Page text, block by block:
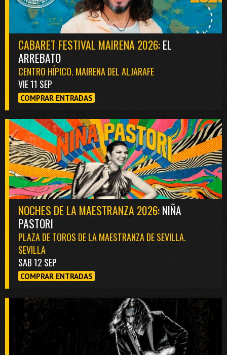
CABARET FESTIVAL MAIRENA 2026:EL
ARREBATO
CENTRO HÍPICO. MAIRENA DEL ALJARAFE
VIE 11 SEP
COMPRAR ENTRADAS
NOCHES DE LA MAESTRANZA 2026:NIÑA
PASTORI
PLAZA DE TOROS DE LA MAESTRANZA DE SEVILLA.
SEVILLA
SAB 12 SEP
COMPRAR ENTRADAS